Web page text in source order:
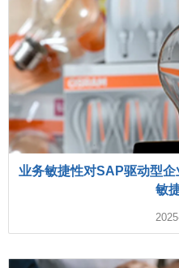
业务敏捷性对SAP驱动型
敏